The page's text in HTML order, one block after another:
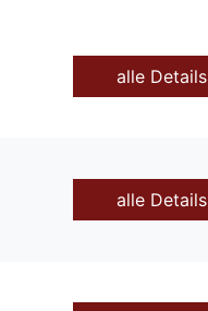
alle Details
alle Details